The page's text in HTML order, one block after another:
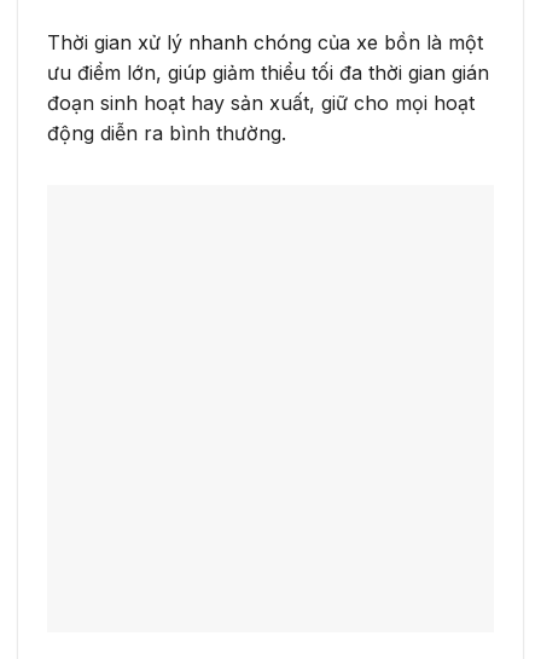
Thời gian xử lý nhanh chóng của xe bồn là một
ưu điểm lớn, giúp giảm thiểu tối đa thời gian gián
đoạn sinh hoạt hay sản xuất, giữ cho mọi hoạt
động diễn ra bình thường.